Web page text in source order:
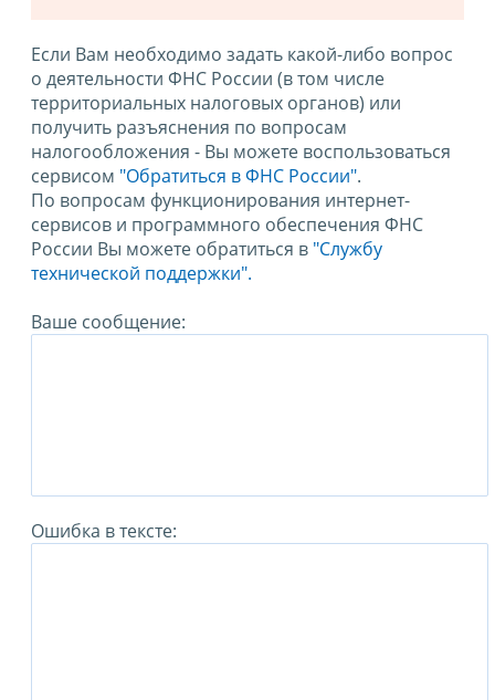
Если Вам необходимо задать какой-либо вопрос
о деятельности ФНС России (в том числе
территориальных налоговых органов) или
получить разъяснения по вопросам
налогообложения - Вы можете воспользоваться
сервисом "Обратиться в ФНС России".
По вопросам функционирования интернет-
сервисов и программного обеспечения ФНС
России Вы можете обратиться в "Службу
технической поддержки".
Ваше сообщение:
Ошибка в тексте: